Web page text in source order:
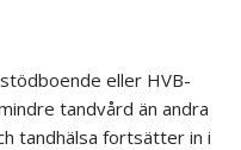
eller HVB-
tandvård än andra
tandhälsa fortsätter in i